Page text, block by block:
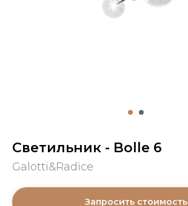
Светильник - Bolle 6
Galotti&Radice
Запросить стоимость